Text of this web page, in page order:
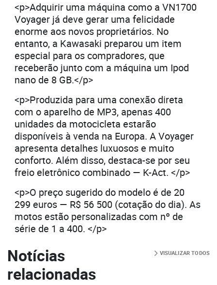
<p>Adquirir uma máquina como a VN1700
Voyager já deve gerar uma felicidade
enorme aos novos proprietários. No
entanto, a Kawasaki preparou um item
especial para os compradores, que
receberão junto com a máquina um Ipod
nano de 8 GB.</p>
<p>Produzida para uma conexão direta
com o aparelho de MP3, apenas 400
unidades da motocicleta estarão
disponíveis à venda na Europa. A Voyager
apresenta detalhes luxuosos e muito
conforto. Além disso, destaca-se por seu
freio eletrônico combinado — K-Act. </p>
<p>O preço sugerido do modelo é de 20
299 euros — R$ 56 500 (cotação do dia). As
motos estão personalizadas com nº de
série de 1 a 400. </p>
Notícias
relacionadas
VISUALIZAR TODOS